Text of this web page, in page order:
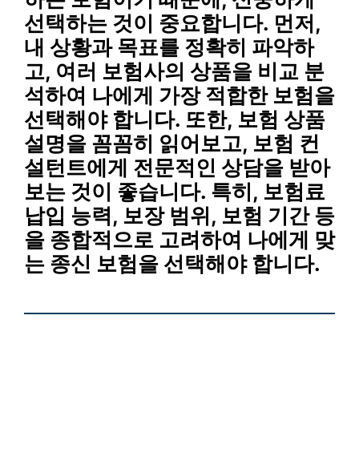
선택하는 것이 중요합니다. 먼저,
내 상황과 목표를 정확히 파악하
고, 여러 보험사의 상품을 비교 분
석하여 나에게 가장 적합한 보험을
선택해야 합니다. 또한, 보험 상품
설명을 꼼꼼히 읽어보고, 보험 컨
설턴트에게 전문적인 상담을 받아
보는 것이 좋습니다. 특히, 보험료
납입 능력, 보장 범위, 보험 기간 등
을 종합적으로 고려하여 나에게 맞
는 종신 보험을 선택해야 합니다.